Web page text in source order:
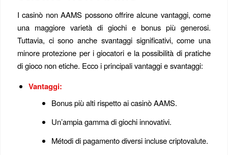
I casinò non AAMS possono offrire alcune vantaggi, come
una maggiore varietà di giochi e bonus più generosi.
Tuttavia, ci sono anche svantaggi significativi, come una
minore protezione per i giocatori e la possibilità di pratiche
di gioco non etiche. Ecco i principali vantaggi e svantaggi:
Vantaggi:
Bonus più alti rispetto ai casinò AAMS.
Un’ampia gamma di giochi innovativi.
Métodi di pagamento diversi incluse criptovalute.